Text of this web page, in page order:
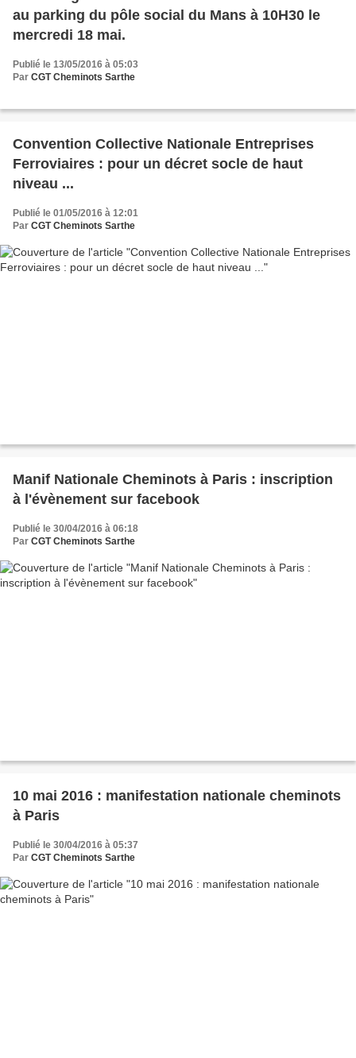
au parking du pôle social du Mans à 10H30 le
mercredi 18 mai.
Publié le 13/05/2016 à 05:03
Par CGT Cheminots Sarthe
Convention Collective Nationale Entreprises
Ferroviaires : pour un décret socle de haut
niveau ...
Publié le 01/05/2016 à 12:01
Par CGT Cheminots Sarthe
Manif Nationale Cheminots à Paris : inscription
à l'évènement sur facebook
Publié le 30/04/2016 à 06:18
Par CGT Cheminots Sarthe
10 mai 2016 : manifestation nationale cheminots
à Paris
Publié le 30/04/2016 à 05:37
Par CGT Cheminots Sarthe